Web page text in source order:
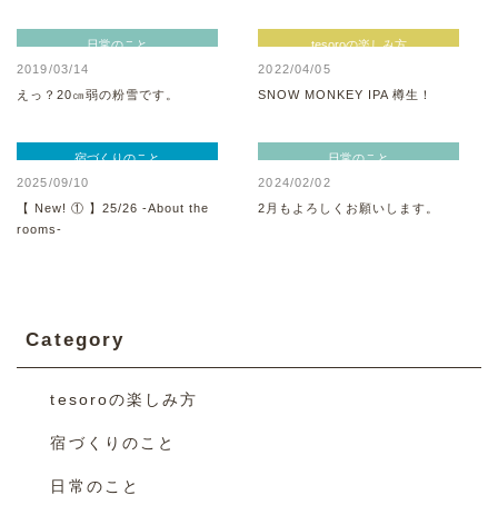
日常のこと
2019/03/14
えっ？20㎝弱の粉雪です。
tesoroの楽しみ方
2022/04/05
SNOW MONKEY IPA 樽生！
宿づくりのこと
2025/09/10
【 New! ① 】25/26 -About the
rooms-
日常のこと
2024/02/02
2月もよろしくお願いします。
Category
tesoroの楽しみ方
宿づくりのこと
日常のこと